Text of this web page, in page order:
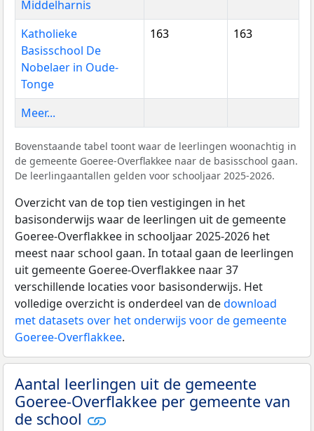
Middelharnis
Katholieke
Basisschool De
Nobelaer in Oude-
Tonge
163 163
Meer...
Bovenstaande tabel toont waar de leerlingen woonachtig in
de gemeente Goeree-Overflakkee naar de basisschool gaan.
De leerlingaantallen gelden voor schooljaar 2025-2026.
Overzicht van de top tien vestigingen in het
basisonderwijs waar de leerlingen uit de gemeente
Goeree-Overflakkee in schooljaar 2025-2026 het
meest naar school gaan. In totaal gaan de leerlingen
uit gemeente Goeree-Overflakkee naar 37
verschillende locaties voor basisonderwijs. Het
volledige overzicht is onderdeel van dedownload
met datasets over het onderwijs voor de gemeente
Goeree-Overflakkee.
Aantal leerlingen uit de gemeente
Goeree-Overflakkee per gemeente van
de school